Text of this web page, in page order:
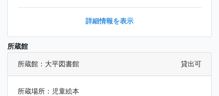
詳細情報を表示
所蔵館
所蔵館：大平図書館 貸出可
所蔵場所：児童絵本